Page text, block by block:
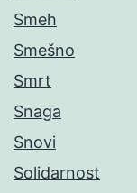
Smeh
Smešno
Smrt
Snaga
Snovi
Solidarnost